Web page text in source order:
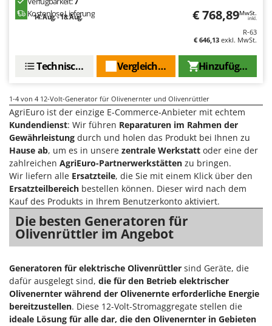
Klimaanlagen – Klimageräte
Knetmaschinen
Kompressoren - elektrisch
Kompressoren für Ernte und Baumschnitt
Kreiseleggen
Küchenreiben - elektrisch
Kükenaufzuchtboxen
L
Laderampe aus Aluminium
Laubsauger - Laubbläser
Laubsauger auf Rädern
Luftentfeuchter
Luftkühler
M
Mähroboter
Maisentkörnungsmaschinen
Manuelle Heckenscheren
E
Edilmark
Einhell
Elegen
Energy Gruppi
Enotecnica Pillan
Eschenfelder
EuroMech
Eurosystems
F
FAC
Fama Industrie
Famag
Famur
FARMER
Kostenlose Lieferung
14. Aug. - 18. Aug. € 768,89MwSt.
inkl.
R-63
€ 646,13 exkl. MwSt.
Hinzufügen
Vergleichen Sie
Technische Daten
1-4 von 4 12-Volt-Generator für Olivenernter und Olivenrüttler
AgriEuro ist der einzige E-Commerce-Anbieter mit echtem
Kundendienst: Wir führen Reparaturen im Rahmen der
Gewährleistung durch und holen das Produkt bei Ihnen zu
Hause ab, um es in unsere zentrale Werkstatt oder eine der
zahlreichen AgriEuro-Partnerwerkstätten zu bringen.
Wir liefern alle Ersatzteile, die Sie mit einem Klick über den
Ersatzteilbereich bestellen können. Dieser wird nach dem
Kauf des Produkts in Ihrem Benutzerkonto aktiviert.
Die besten Generatoren für
Olivenrüttler im Angebot
Generatoren für elektrische Olivenrüttler sind Geräte, die
dafür ausgelegt sind, die für den Betrieb elektrischer
Olivenernter während der Olivenernte erforderliche Energie
bereitzustellen. Diese 12-Volt-Stromaggregate stellen die
ideale Lösung für alle dar, die den Olivenernter in Gebieten